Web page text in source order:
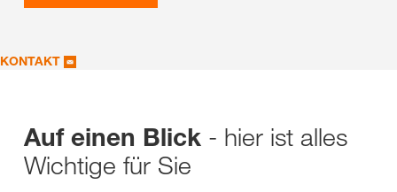
KONTAKT
Auf einen Blick - hier ist alles
Wichtige für Sie